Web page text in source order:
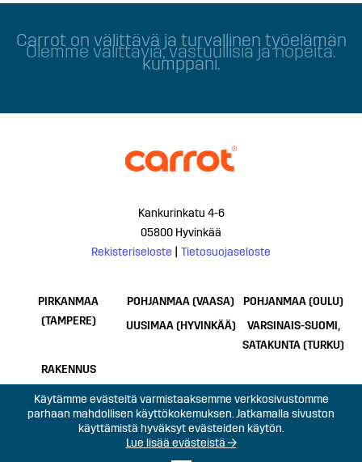
Olemme välittäviä, vastuullisia ja nopeita.
Kankurinkatu 4-6
05800 Hyvinkää
Rekisteriseloste
Tietosuojaseloste
PIRKANMAA
(TAMPERE)
POHJANMAA (VAASA)
POHJANMAA (OULU)
UUSIMAA (HYVINKÄÄ)
VARSINAIS-SUOMI,
SATAKUNTA (TURKU)
RAKENNUS
Käytämme evästeitä varmistaaksemme verkkosivustomme
parhaan mahdollisen käyttökokemuksen. Jatkamalla sivuston
käyttämistä hyväksyt evästeiden käytön.
Lue lisää evästeistä →